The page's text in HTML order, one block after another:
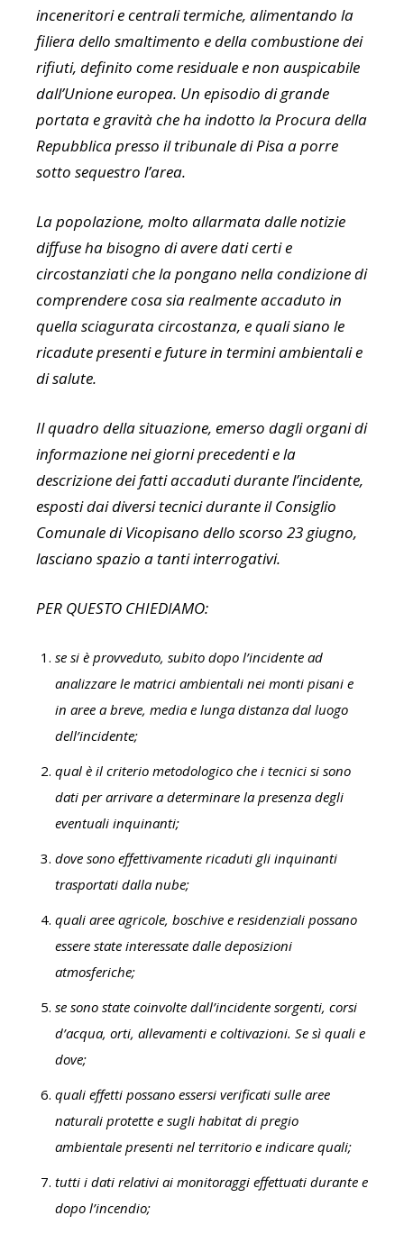
inceneritori e centrali termiche, alimentando la
filiera dello smaltimento e della combustione dei
rifiuti, definito come residuale e non auspicabile
dall’Unione europea. Un episodio di grande
portata e gravità che ha indotto la Procura della
Repubblica presso il tribunale di Pisa a porre
sotto sequestro l’area.
La popolazione, molto allarmata dalle notizie
diffuse ha bisogno di avere dati certi e
circostanziati che la pongano nella condizione di
comprendere cosa sia realmente accaduto in
quella sciagurata circostanza, e quali siano le
ricadute presenti e future in termini ambientali e
di salute.
Il quadro della situazione, emerso dagli organi di
informazione nei giorni precedenti e la
descrizione dei fatti accaduti durante l’incidente,
esposti dai diversi tecnici durante il Consiglio
Comunale di Vicopisano dello scorso 23 giugno,
lasciano spazio a tanti interrogativi.
PER QUESTO CHIEDIAMO:
se si è provveduto, subito dopo l’incidente ad
analizzare le matrici ambientali nei monti pisani e
in aree a breve, media e lunga distanza dal luogo
dell’incidente;
qual è il criterio metodologico che i tecnici si sono
dati per arrivare a determinare la presenza degli
eventuali inquinanti;
dove sono effettivamente ricaduti gli inquinanti
trasportati dalla nube;
quali aree agricole, boschive e residenziali possano
essere state interessate dalle deposizioni
atmosferiche;
se sono state coinvolte dall’incidente sorgenti, corsi
d’acqua, orti, allevamenti e coltivazioni. Se sì quali e
dove;
quali effetti possano essersi verificati sulle aree
naturali protette e sugli habitat di pregio
ambientale presenti nel territorio e indicare quali;
tutti i dati relativi ai monitoraggi effettuati durante e
dopo l’incendio;